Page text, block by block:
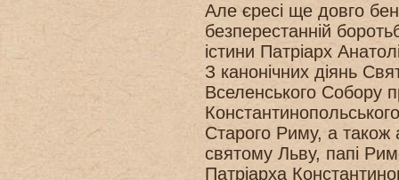
Але єресі ще довго
безперестанній
істини Патріарх
З канонічних діянь
Вселенського Собору
Старого Риму, а також
святому Льву, папі
Патріарха